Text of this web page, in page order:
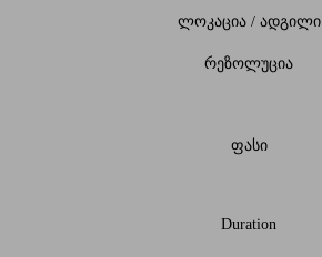
ლოკაცია / ადგილი
რეზოლუცია
ფასი
Duration